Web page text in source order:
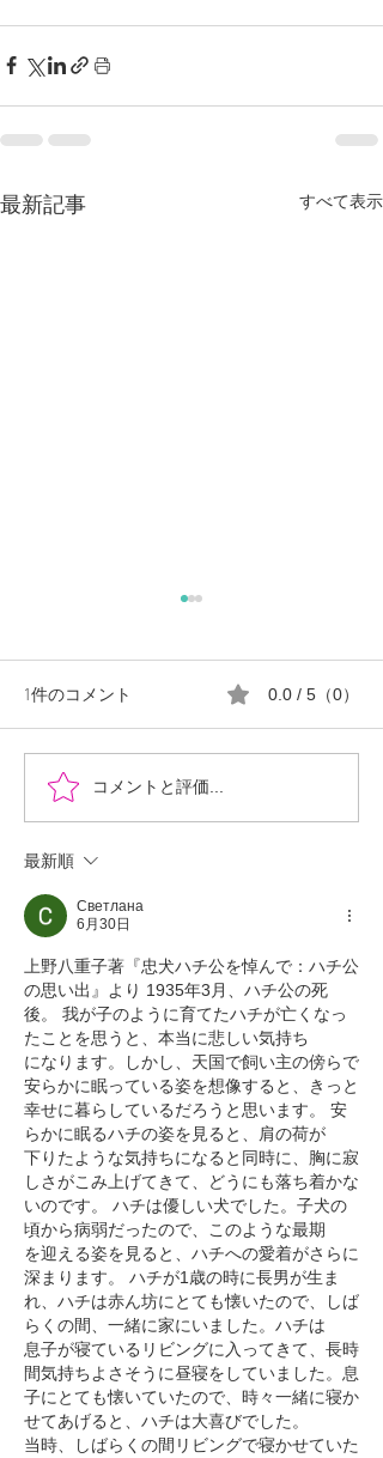
最新記事 すべて表示
『時を超えた、ふたりの
物語』あなたの心に小さ
な灯をともせますよう
1件のコメント 0.0 / 5（0）
コメントと評価...
最新順
Светлана
6月30日
上野八重子著『忠犬ハチ公を悼んで：ハチ公
の思い出』より 1935年3月、ハチ公の死
後。 我が子のように育てたハチが亡くなっ
たことを思うと、本当に悲しい気持ち
になります。しかし、天国で飼い主の傍らで
安らかに眠っている姿を想像すると、きっと
幸せに暮らしているだろうと思います。 安
らかに眠るハチの姿を見ると、肩の荷が
下りたような気持ちになると同時に、胸に寂
しさがこみ上げてきて、どうにも落ち着かな
いのです。 ハチは優しい犬でした。子犬の
頃から病弱だったので、このような最期
を迎える姿を見ると、ハチへの愛着がさらに
深まります。 ハチが1歳の時に長男が生ま
れ、ハチは赤ん坊にとても懐いたので、しば
らくの間、一緒に家にいました。ハチは
息子が寝ているリビングに入ってきて、長時
間気持ちよさそうに昼寝をしていました。息
子にとても懐いていたので、時々一緒に寝か
せてあげると、ハチは大喜びでした。
当時、しばらくの間リビングで寝かせていた